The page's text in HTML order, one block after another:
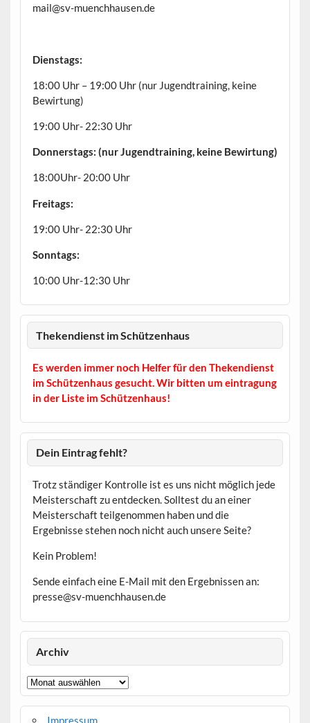
mail@sv-muenchhausen.de
Dienstags:
18:00 Uhr – 19:00 Uhr (nur Jugendtraining, keine
Bewirtung)
19:00 Uhr- 22:30 Uhr
Donnerstags: (nur Jugendtraining, keine Bewirtung)
18:00Uhr- 20:00 Uhr
Freitags:
19:00 Uhr- 22:30 Uhr
Sonntags:
10:00 Uhr-12:30 Uhr
Thekendienst im Schützenhaus
Es werden immer noch Helfer für den Thekendienst
im Schützenhaus gesucht. Wir bitten um eintragung
in der Liste im Schützenhaus!
Dein Eintrag fehlt?
Trotz ständiger Kontrolle ist es uns nicht möglich jede
Meisterschaft zu entdecken. Solltest du an einer
Meisterschaft teilgenommen haben und die
Ergebnisse stehen noch nicht auch unsere Seite?
Kein Problem!
Sende einfach eine E-Mail mit den Ergebnissen an:
presse@sv-muenchhausen.de
Archiv
Archiv
Impressum